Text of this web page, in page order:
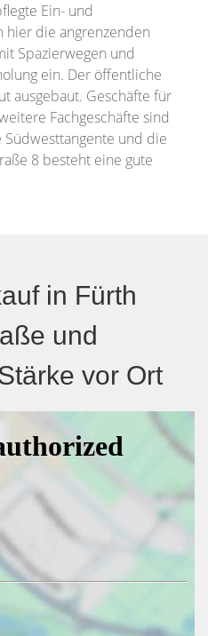
Ein- und
hier die angrenzenden
Spazierwegen und
ein. Der öffentliche
ausgebaut. Geschäfte für
Fachgeschäfte sind
und die
8 besteht eine gute
in Fürth
und
vor Ort